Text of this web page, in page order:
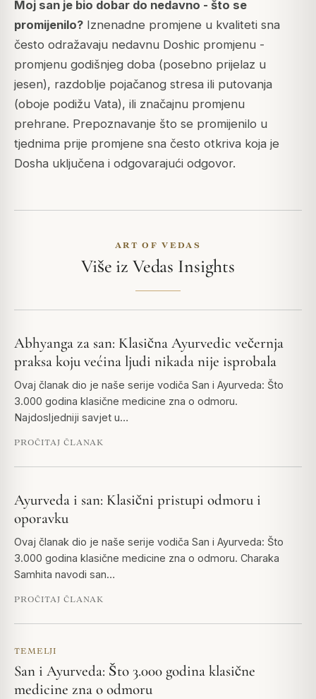
Moj san je bio dobar do nedavno - što se
promijenilo? Iznenadne promjene u kvaliteti sna
često odražavaju nedavnu Doshic promjenu -
promjenu godišnjeg doba (posebno prijelaz u
jesen), razdoblje pojačanog stresa ili putovanja
(oboje podižu Vata), ili značajnu promjenu
prehrane. Prepoznavanje što se promijenilo u
tjednima prije promjene sna često otkriva koja je
Dosha uključena i odgovarajući odgovor.
ART OF VEDAS
Više iz Vedas Insights
Abhyanga za san: Klasična Ayurvedic večernja
praksa koju većina ljudi nikada nije isprobala
Ovaj članak dio je naše serije vodiča San i Ayurveda: Što
3.000 godina klasične medicine zna o odmoru.
Najdosljedniji savjet u…
PROČITAJ ČLANAK
Ayurveda i san: Klasični pristupi odmoru i
oporavku
Ovaj članak dio je naše serije vodiča San i Ayurveda: Što
3.000 godina klasične medicine zna o odmoru. Charaka
Samhita navodi san…
PROČITAJ ČLANAK
TEMELJI
San i Ayurveda: Što 3.000 godina klasične
medicine zna o odmoru